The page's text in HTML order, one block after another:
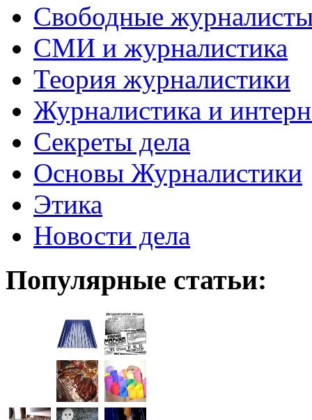
Свободные
СМИ и журналистика
Теория журналистики
Журналистика и
Секреты дела
Основы Журналистики
Этика
Новости дела
Популярные статьи: